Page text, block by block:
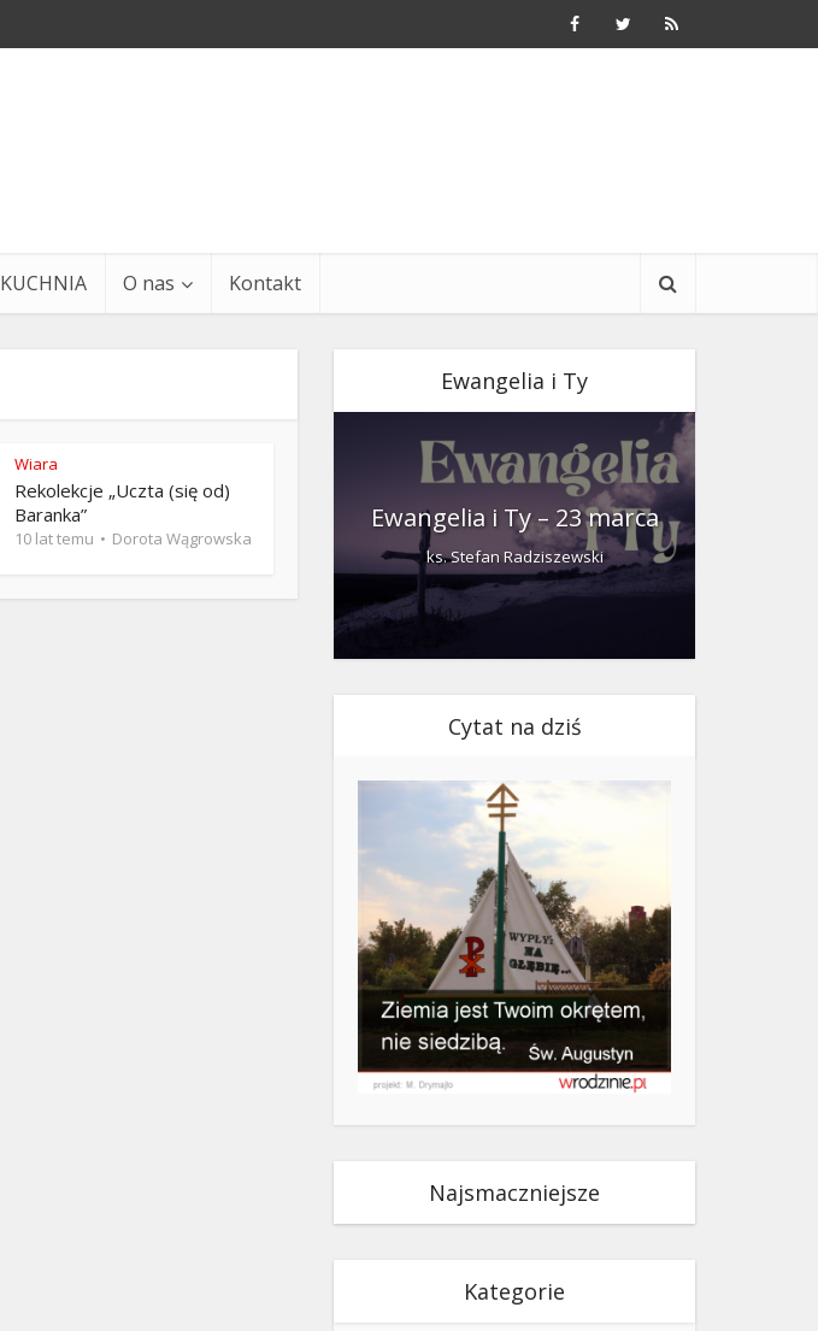
KUCHNIA O nas Kontakt
Wiara
Rekolekcje „Uczta (się od)
Baranka”
10 lat temu Dorota Wągrowska
Ewangelia i Ty
Ewangelia i Ty – 27 grudnia Ewangelia i Ty – 23 marca
ks. Stefan Radziszewski
Cytat na dziś
Najsmaczniejsze
Kategorie